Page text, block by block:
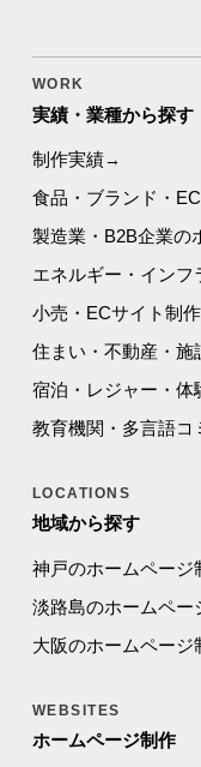
WORK
実績・業種から探す
制作実績
食品・ブランド・
製造業・B2B企業の
エネルギー・イン
小売・ECサイト制作
住まい・不動産・施
宿泊・レジャー・体
教育機関・多言語コ
LOCATIONS
地域から探す
神戸のホームページ
淡路島のホームペー
大阪のホームページ
WEBSITES
ホームページ制作